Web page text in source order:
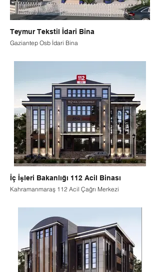
Teymur Tekstil İdari Bina
Gaziantep Osb İdari Bina
İç İşleri Bakanlığı 112 Acil Binası
Kahramanmaraş 112 Acil Çağrı Merkezi